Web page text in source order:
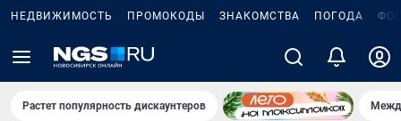
НЕДВИЖИМОСТЬ ПРОМОКОДЫ ЗНАКОМСТВА ПОГОДА
Растет популярность дискаунтеров